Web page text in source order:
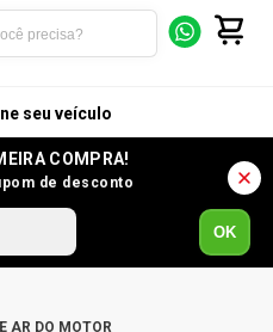
seu veículo
COMPRA!
de desconto
OK
AR DO MOTOR